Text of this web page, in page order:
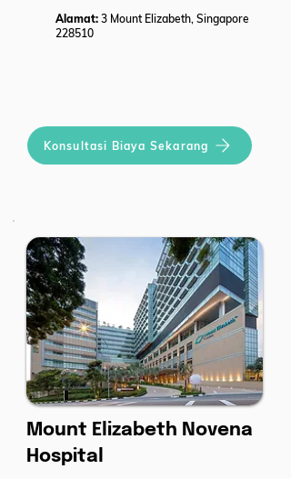
Alamat: 3 Mount Elizabeth, Singapore
228510
Konsultasi Biaya Sekarang
Mount Elizabeth Novena
Hospital